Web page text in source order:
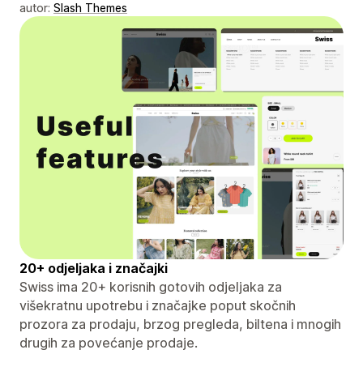
autor: Slash Themes
20+ odjeljaka i značajki
Swiss ima 20+ korisnih gotovih odjeljaka za
višekratnu upotrebu i značajke poput skočnih
prozora za prodaju, brzog pregleda, biltena i mnogih
drugih za povećanje prodaje.